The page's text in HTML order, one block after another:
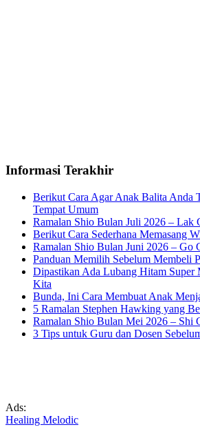
Informasi Terakhir
Berikut Cara Agar Anak Balita Anda
Tempat Umum
Ramalan Shio Bulan Juli 2026 – Lak
Berikut Cara Sederhana Memasang
Ramalan Shio Bulan Juni 2026 – Go
Panduan Memilih Sebelum Membeli
Dipastikan Ada Lubang Hitam Super
Kita
Bunda, Ini Cara Membuat Anak
5 Ramalan Stephen Hawking yang
Ramalan Shio Bulan Mei 2026 – Shi
3 Tips untuk Guru dan Dosen
Ads:
Healing Melodic